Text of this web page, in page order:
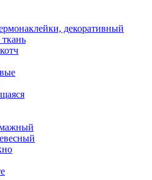
декоративный